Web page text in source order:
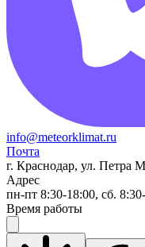
info@meteorklimat.ru
Почта
г. Краснодар, ул. Петра
Адрес
пн-пт 8:30-18:00, сб.
Время работы